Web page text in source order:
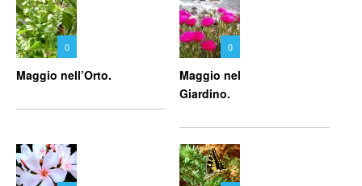
0
Maggio nell’Orto.
0
Maggio nel
Giardino.